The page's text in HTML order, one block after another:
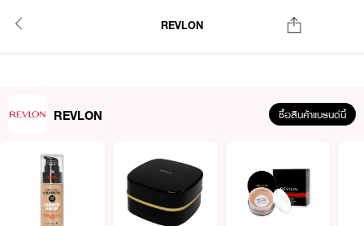
REVLON
REVLON ซื้อสินค้าแบรนด์นี้